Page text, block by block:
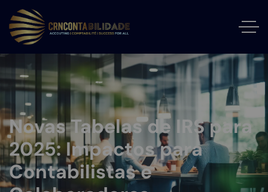
Novas Tabelas de IRS para
2025: Impactos para
Contabilistas e